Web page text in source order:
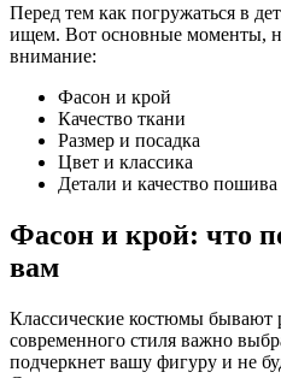
Перед тем как погружаться в
ищем. Вот основные моменты,
внимание:
Фасон и крой
Качество ткани
Размер и посадка
Цвет и классика
Детали и качество пошива
Фасон и крой: что
вам
Классические костюмы бывают
современного стиля важно
подчеркнет вашу фигуру и не